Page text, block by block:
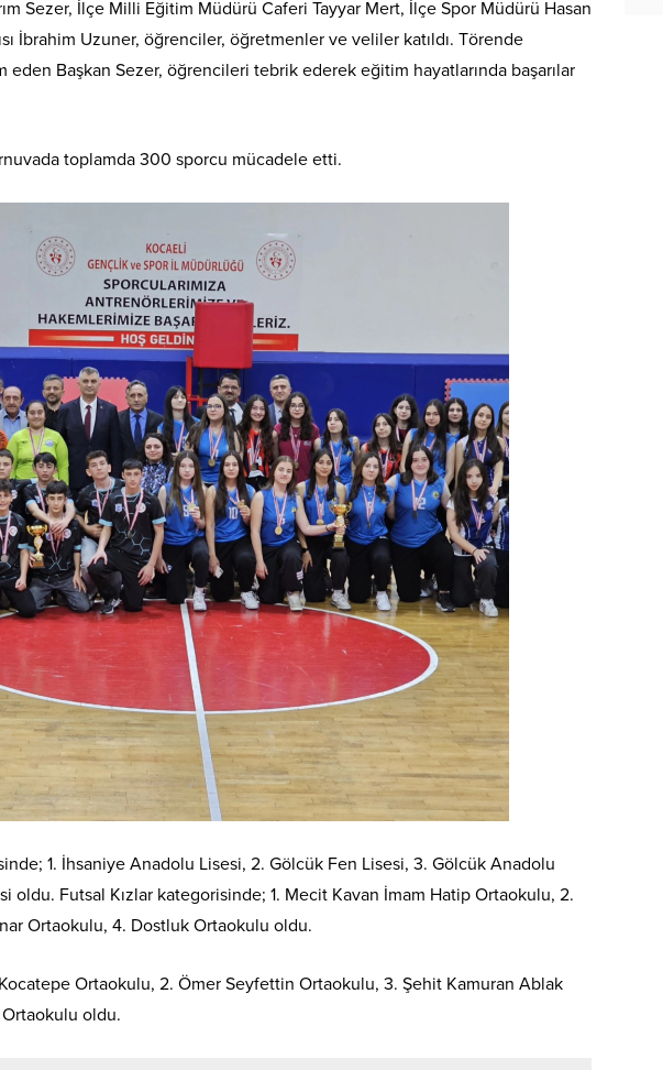
Sezer, İlçe Milli Eğitim Müdürü Caferi Tayyar Mert, İlçe Spor Müdürü Hasan
İbrahim Uzuner, öğrenciler, öğretmenler ve veliler katıldı. Törende
Başkan Sezer, öğrencileri tebrik ederek eğitim hayatlarında başarılar
toplamda 300 sporcu mücadele etti.
1. İhsaniye Anadolu Lisesi, 2. Gölcük Fen Lisesi, 3. Gölcük Anadolu
oldu. Futsal Kızlar kategorisinde; 1. Mecit Kavan İmam Hatip Ortaokulu, 2.
Ortaokulu, 4. Dostluk Ortaokulu oldu.
Ortaokulu, 2. Ömer Seyfettin Ortaokulu, 3. Şehit Kamuran Ablak
oldu.